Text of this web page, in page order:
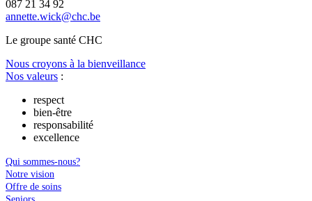
087 21 34 92
annette.wick@chc.be
Le groupe santé CHC
Nous croyons à la bienveillance
Nos valeurs :
respect
bien-être
responsabilité
excellence
Qui sommes-nous?
Notre vision
Offre de soins